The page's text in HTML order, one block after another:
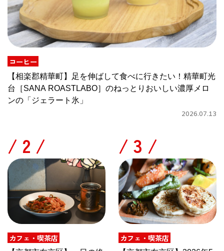
コーヒー
【相楽郡精華町】足を伸ばして食べに行きたい！精華町光
台［SANA ROASTLABO］のねっとりおいしい濃厚メロ
ンの「ジェラート氷」
2026.07.13
/
カフェ・喫茶店
/
カフェ・喫茶店